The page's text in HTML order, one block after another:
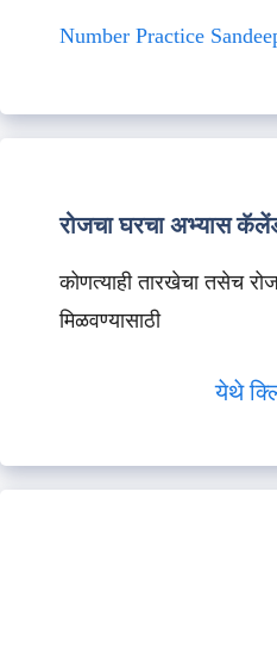
Number Practice
रोजचा घरचा अभ्यास
कोणत्याही तारखेचा तसेच
मिळवण्यासाठी
येथे